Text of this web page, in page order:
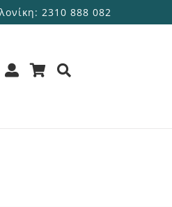
2310 888 082